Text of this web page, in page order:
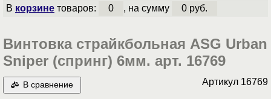
В корзинетоваров: 0 , на сумму 0 руб.
Винтовка страйкбольная ASG Urban
Sniper (спринг) 6мм. арт. 16769
В сравнение Артикул 16769